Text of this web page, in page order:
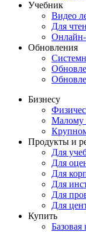
Учебник
Видео
Для
Обновления
Бизнесу
Малому
Продукты и
Для
Для
Для
Для
Для
Для
Купить
Базовая